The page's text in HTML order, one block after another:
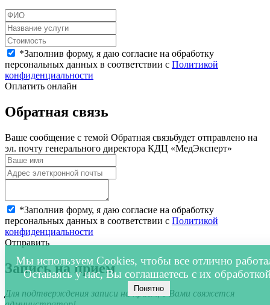
Мы используем Cookies, чтобы все отлично
Оставаясь у нас, Вы соглашаетесь с их
Понятно
*Заполнив форму, я даю согласие на обработку
персональных данных в соответствии с Политикой
конфиденциальности
Оплатить онлайн
Обратная связь
Ваше сообщение с темой Обратная связьбудет отправлено на
эл. почту генерального директора КДЦ «МедЭксперт»
*Заполнив форму, я даю согласие на обработку
персональных данных в соответствии с Политикой
конфиденциальности
Отправить
Запись на прием
Для подтверждения записи на прием, с Вами свяжется